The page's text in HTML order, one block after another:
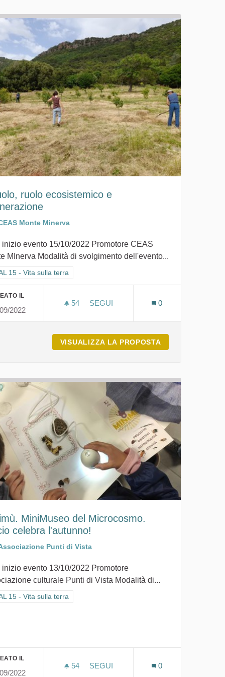
ruolo ecosistemico e
Monte Minerva
inizio evento 15/10/2022 Promotore CEAS
MInerva Modalità di svolgimento dell'evento...
i risultati per categoria: GOAL 15 - Vita sulla terra
15 - Vita sulla terra
IL
2022
54 54 SOSTENITORI
SEGUI
0
VISUALIZZA LA PROPOSTA
MiniMuseo del Microcosmo.
celebra l'autunno!
Punti di Vista
inizio evento 13/10/2022 Promotore
culturale Punti di Vista Modalità di...
i risultati per categoria: GOAL 15 - Vita sulla terra
15 - Vita sulla terra
IL
2022
54 54 SOSTENITORI
SEGUI
0